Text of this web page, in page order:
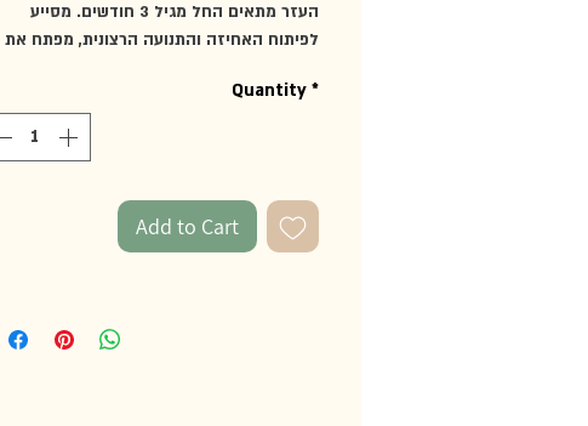
העזר מתאים החל מגיל 3 חודשים. מסייע
לפיתוח האחיזה והתנועה הרצונית, מפתח את
מתאים לאחיזת כף היד של התינוק ומפיק צליל
מניחים את הרעשן בכף היד של התינוק, הוא
צליל, הפעולה גורמת לתינוק להפנים שהוא זה
Quantity *
Add to Cart